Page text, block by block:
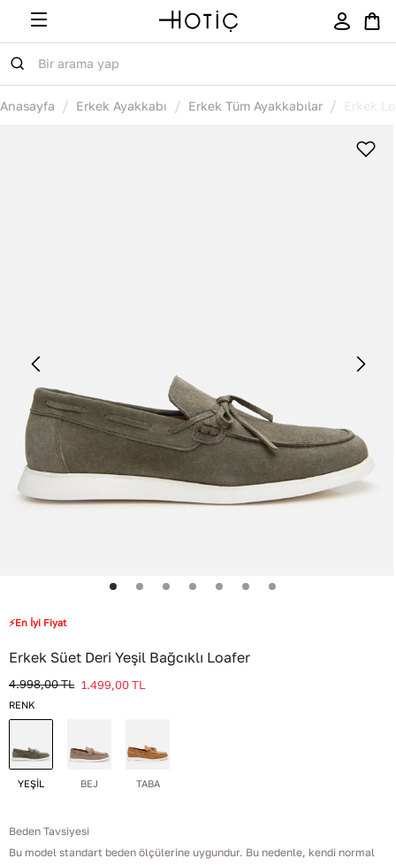
Anasayfa / Erkek Ayakkabı / Erkek Tüm Ayakkabılar /
⚡En İyi Fiyat
Erkek Süet Deri Yeşil Bağcıklı Loafer
4.998,00TL 1.499,00TL
RENK
YEŞİL BEJ TABA
Beden Tavsiyesi
Bu model standart beden ölçülerine uygundur. Bu nedenle, kendi normal